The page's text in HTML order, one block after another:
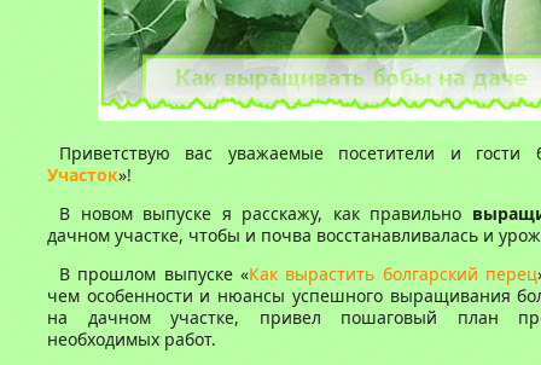
Приветствую вас уважаемые посетители и гости
Участок»!
В новом выпуске я расскажу, как правильно
дачном участке, чтобы и почва восстанавливалась и
В прошлом выпуске «Как вырастить болгарский перец
чем особенности и нюансы успешного выращивания
на дачном участке, привел пошаговый план
необходимых работ.